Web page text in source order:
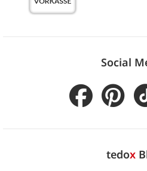
Social
tedox